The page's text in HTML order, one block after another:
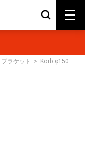
ブラケット >
Korb φ150